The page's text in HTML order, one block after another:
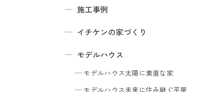
施工事例
イチケンの家づくり
モデルハウス
モデルハウス太陽に素直な家
モデルハウス未来に住み継ぐ平屋